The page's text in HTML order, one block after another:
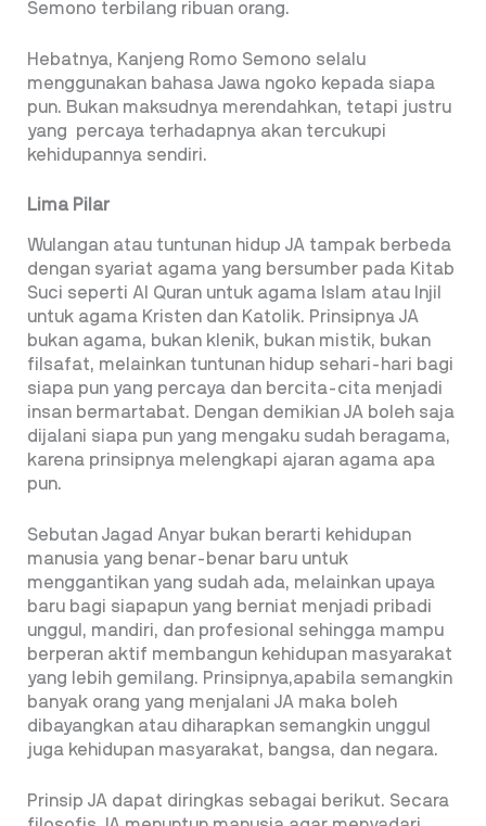
Semono terbilang ribuan orang.
Hebatnya, Kanjeng Romo Semono selalu
menggunakan bahasa Jawa ngoko kepada siapa
pun. Bukan maksudnya merendahkan, tetapi justru
yang percaya terhadapnya akan tercukupi
kehidupannya sendiri.
Lima Pilar
Wulangan atau tuntunan hidup JA tampak berbeda
dengan syariat agama yang bersumber pada Kitab
Suci seperti Al Quran untuk agama Islam atau Injil
untuk agama Kristen dan Katolik. Prinsipnya JA
bukan agama, bukan klenik, bukan mistik, bukan
filsafat, melainkan tuntunan hidup sehari-hari bagi
siapa pun yang percaya dan bercita-cita menjadi
insan bermartabat. Dengan demikian JA boleh saja
dijalani siapa pun yang mengaku sudah beragama,
karena prinsipnya melengkapi ajaran agama apa
pun.
Sebutan Jagad Anyar bukan berarti kehidupan
manusia yang benar-benar baru untuk
menggantikan yang sudah ada, melainkan upaya
baru bagi siapapun yang berniat menjadi pribadi
unggul, mandiri, dan profesional sehingga mampu
berperan aktif membangun kehidupan masyarakat
yang lebih gemilang. Prinsipnya,apabila semangkin
banyak orang yang menjalani JA maka boleh
dibayangkan atau diharapkan semangkin unggul
juga kehidupan masyarakat, bangsa, dan negara.
Prinsip JA dapat diringkas sebagai berikut. Secara